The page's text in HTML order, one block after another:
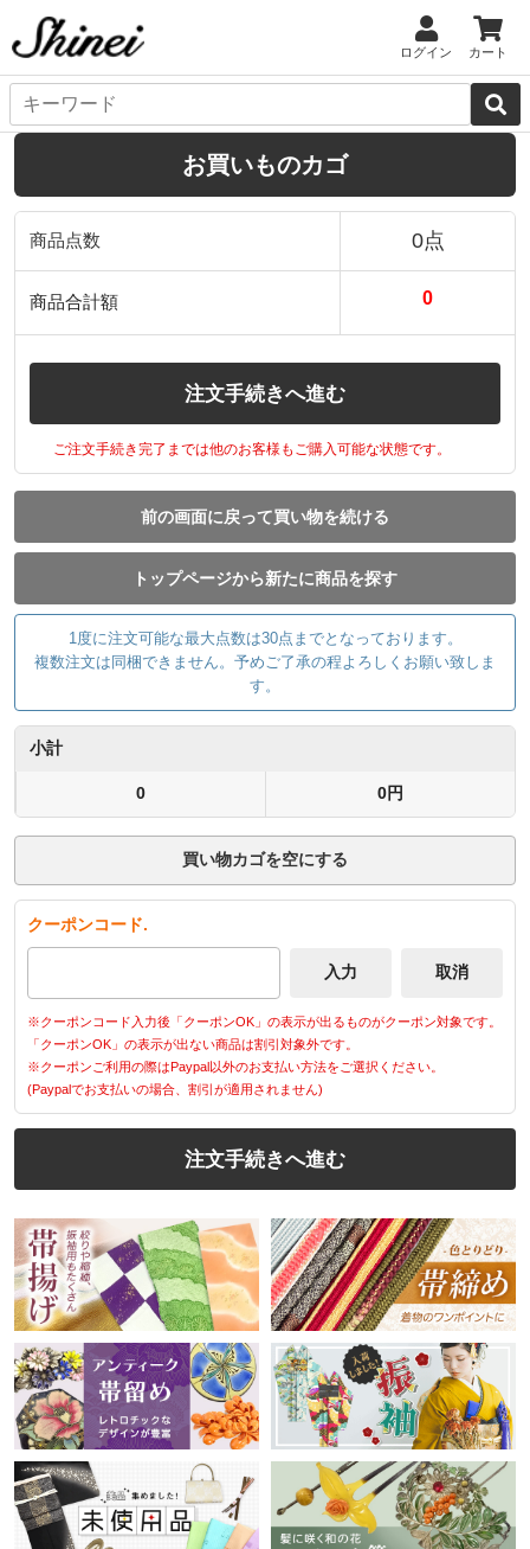
ログイン カート
お買いものカゴ
商品点数 0点
商品合計額 0
注文手続きへ進む
ご注文手続き完了までは他のお客様もご購入可能な状態です。
前の画面に戻って買い物を続ける
トップページから新たに商品を探す
1度に注文可能な最大点数は30点までとなっております。
複数注文は同梱できません。予めご了承の程よろしくお願い致しま
す。
小計
0 0円
買い物カゴを空にする
クーポンコード.
※クーポンコード入力後「クーポンOK」の表示が出るものがクーポン対象です。
「クーポンOK」の表示が出ない商品は割引対象外です。
※クーポンご利用の際はPaypal以外のお支払い方法をご選択ください。
(Paypalでお支払いの場合、割引が適用されません)
注文手続きへ進む